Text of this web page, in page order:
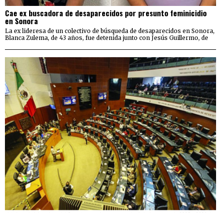
Cae ex buscadora de desaparecidos por presunto feminicidio
en Sonora
La ex lideresa de un colectivo de búsqueda de desaparecidos en Sonora,
Blanca Zulema, de 43 años, fue detenida junto con Jesús Guillermo, de